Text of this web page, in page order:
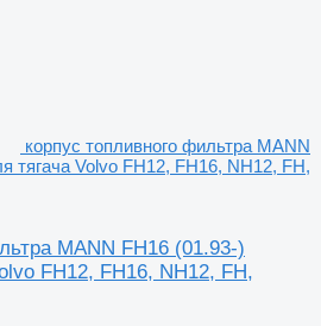
корпус топливного фильтра MANN
тягача Volvo FH12, FH16, NH12, FH,
MANN FH16 (01.93-)
FH12, FH16, NH12, FH,